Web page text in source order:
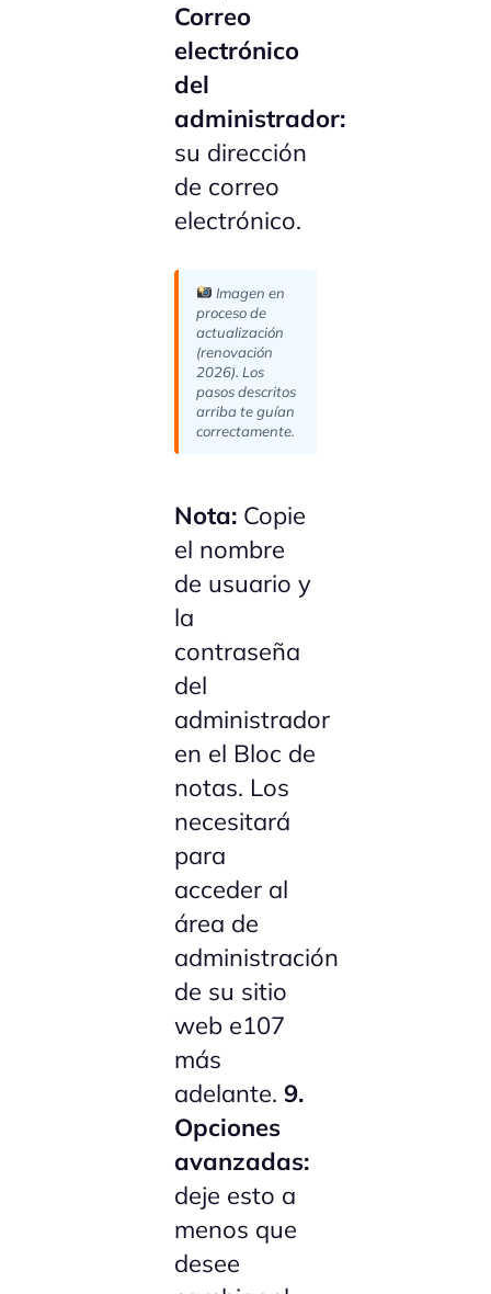
Correo
electrónico
del
administrador:
su dirección
de correo
electrónico.
Imagen en
proceso de
actualización
(renovación
2026). Los
pasos descritos
arriba te guían
correctamente.
Nota: Copie
el nombre
de usuario y
la
contraseña
del
administrador
en el Bloc de
notas. Los
necesitará
para
acceder al
área de
administración
de su sitio
web e107
más
adelante.9.
Opciones
avanzadas:
deje esto a
menos que
desee